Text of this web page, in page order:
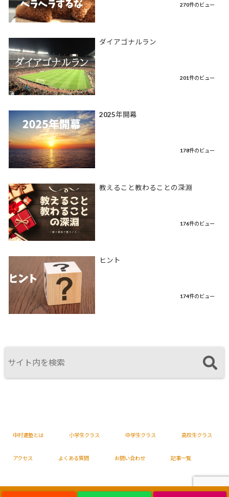
270件のビュー
ダイアゴナルラン
201件のビュー
2025年開幕
178件のビュー
教えること教わることの深淵
176件のビュー
ヒント
174件のビュー
中村適塾とは 小学生クラス 中学生クラス 高校生クラス
アクセス よくある質問 お問い合わせ 記事一覧